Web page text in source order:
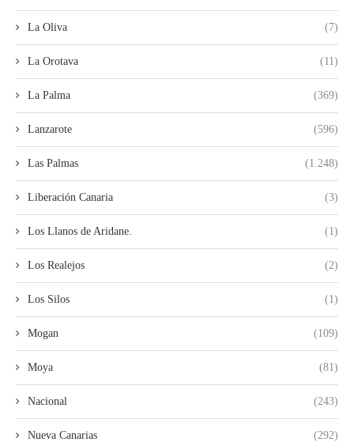
La Oliva (7)
La Orotava (11)
La Palma (369)
Lanzarote (596)
Las Palmas (1.248)
Liberación Canaria (3)
Los Llanos de Aridane. (1)
Los Realejos (2)
Los Silos (1)
Mogan (109)
Moya (81)
Nacional (243)
Nueva Canarias (292)